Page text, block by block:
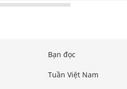
Bạn đọc
Tuần Việt Nam